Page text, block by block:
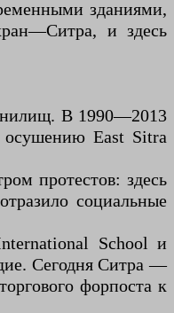
зданиями,
и здесь
В 1990—2013
осушению East Sitra
протестов: здесь
социальные
School и
Сегодня Ситра —
форпоста к